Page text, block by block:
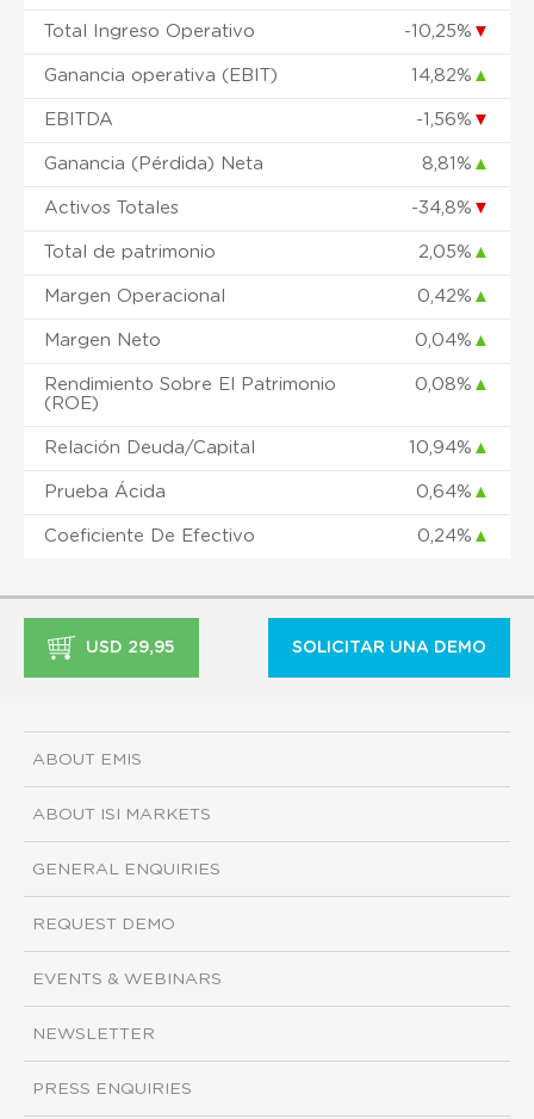
Total Ingreso Operativo -10,25% ▼
Ganancia operativa (EBIT) 14,82% ▲
EBITDA -1,56% ▼
Ganancia (Pérdida) Neta 8,81% ▲
Activos Totales -34,8% ▼
Total de patrimonio 2,05% ▲
Margen Operacional 0,42% ▲
Margen Neto 0,04% ▲
Rendimiento Sobre El Patrimonio
(ROE)
0,08% ▲
Relación Deuda/Capital 10,94% ▲
Prueba Ácida 0,64% ▲
Coeficiente De Efectivo 0,24% ▲
USD 29,95 SOLICITAR UNA DEMO
ABOUT EMIS
ABOUT ISI MARKETS
GENERAL ENQUIRIES
REQUEST DEMO
EVENTS & WEBINARS
NEWSLETTER
PRESS ENQUIRIES